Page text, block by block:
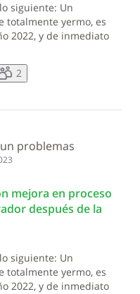
siguiente: Un
totalmente yermo, es
2022, y de inmediato
(que para la
2
problemas
mejora en proceso
después de la
siguiente: Un
totalmente yermo, es
2022, y de inmediato